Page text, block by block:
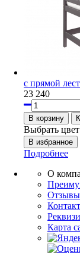
с прямой
23 240
Выбрать
Подробнее
О
Отзывы
Карта